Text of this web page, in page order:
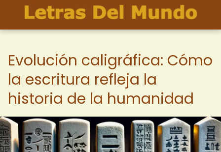
Evolución caligráfica: Cómo
la escritura refleja la
historia de la humanidad